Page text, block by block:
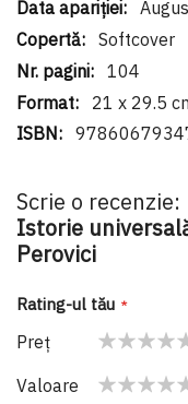
Softcover
104
21 x 29.5
Scrie o recenzie:
Istorie
Perovici
Rating-ul tău
Preţ
star
stars
stars
stars
stars
Valoare